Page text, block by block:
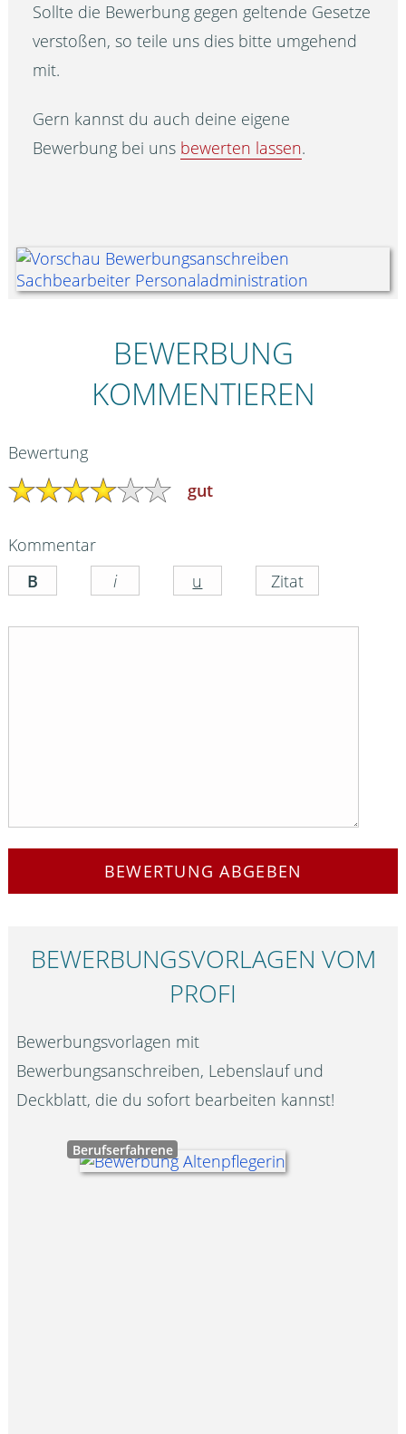
Sollte die Bewerbung gegen geltende Gesetze
verstoßen, so teile uns dies bitte umgehend
mit.
Gern kannst du auch deine eigene
Bewerbung bei uns bewerten lassen.
BEWERBUNG
KOMMENTIEREN
Bewertung
gut
Kommentar
BEWERTUNG ABGEBEN
BEWERBUNGS­VORLAGEN VOM
PROFI
Bewerbungsvorlagen mit
Bewerbungsanschreiben, Lebenslauf und
Deckblatt, die du sofort bearbeiten kannst!
Berufserfahrene